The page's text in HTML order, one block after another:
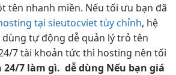
tên nhanh miền. Nếu tối ưu bạn đã
tại sieutocviet tùy chỉnh, hệ
dùng tự động dễ quản lýtrỏ tên
7tài khoản tức thì hosting nên tối
24/7 làm gì. dễ dùng Nếu bạn giá